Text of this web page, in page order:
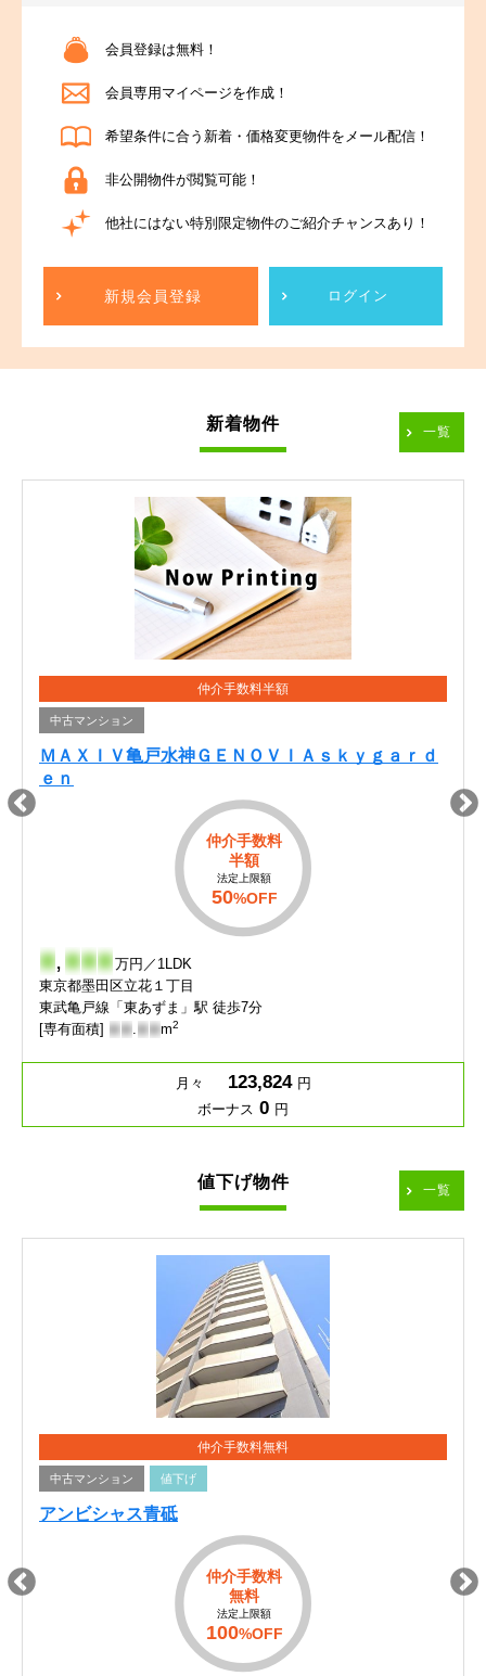
会員登録は無料！
会員専用マイページを作成！
希望条件に合う新着・価格変更物件をメール配信！
非公開物件が閲覧可能！
他社にはない特別限定物件のご紹介チャンスあり！
新規会員登録 ログイン
新着物件 一覧
仲介手数料半額
中古マンション
ＭＡＸＩＶ亀戸水神ＧＥＮＯＶＩＡｓｋｙｇａｒｄ
ｅｎ
仲介手数料
半額
法定上限額
50%OFF
- ,- - - 万円／1LDK
東京都墨田区立花１丁目
東武亀戸線「東あずま」駅 徒歩7分
[専有面積] - - .- - m2
月々 123,824 円
ボーナス 0 円
値下げ物件 一覧
仲介手数料無料
中古マンション 値下げ
アンビシャス青砥
仲介手数料
無料
法定上限額
100%OFF